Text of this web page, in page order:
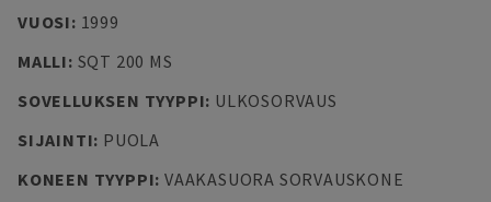
VUOSI: 1999
MALLI: SQT 200 MS
SOVELLUKSEN TYYPPI: ULKOSORVAUS
SIJAINTI: PUOLA
KONEEN TYYPPI: VAAKASUORA SORVAUSKONE